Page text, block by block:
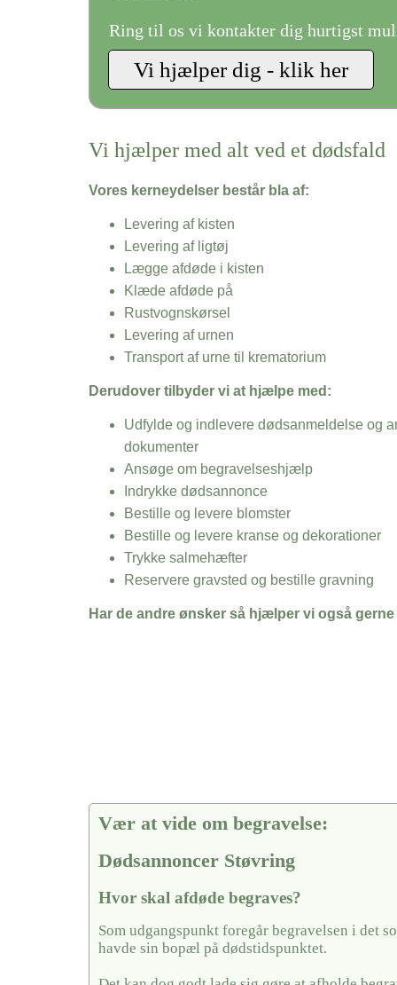
Ring til os vi kontakter dig hurtigst
Vi hjælper med alt ved et dødsfald
Vores kerneydelser består bla af:
Levering af kisten
Levering af ligtøj
Lægge afdøde i kisten
Klæde afdøde på
Rustvognskørsel
Levering af urnen
Transport af urne til krematorium
Derudover tilbyder vi at hjælpe med:
Udfylde og indlevere dødsanmeldelse og
dokumenter
Ansøge om begravelseshjælp
Indrykke dødsannonce
Bestille og levere blomster
Bestille og levere kranse og dekorationer
Trykke salmehæfter
Reservere gravsted og bestille gravning
Har de andre ønsker så hjælper vi også gerne
Vær at vide om begravelse:
Dødsannoncer Støvring
Hvor skal afdøde begraves?
Som udgangspunkt foregår begravelsen i det
havde sin bopæl på dødstidspunktet.